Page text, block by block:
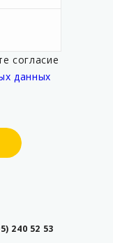
согласие
данных
240 52 53